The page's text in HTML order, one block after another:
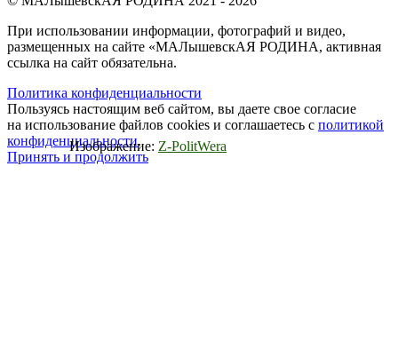
Изображение: Z-PolitWera
При использовании информации, фотографий и видео,
размещенных на сайте «МАЛышевскАЯ РОДИНА, активная
ссылка на сайт обязательна.
Политика конфиденциальности
Пользуясь настоящим веб сайтом, вы даете свое согласие
на использование файлов cookies и соглашаетесь с политикой
конфиденциальности.
Принять и продолжить